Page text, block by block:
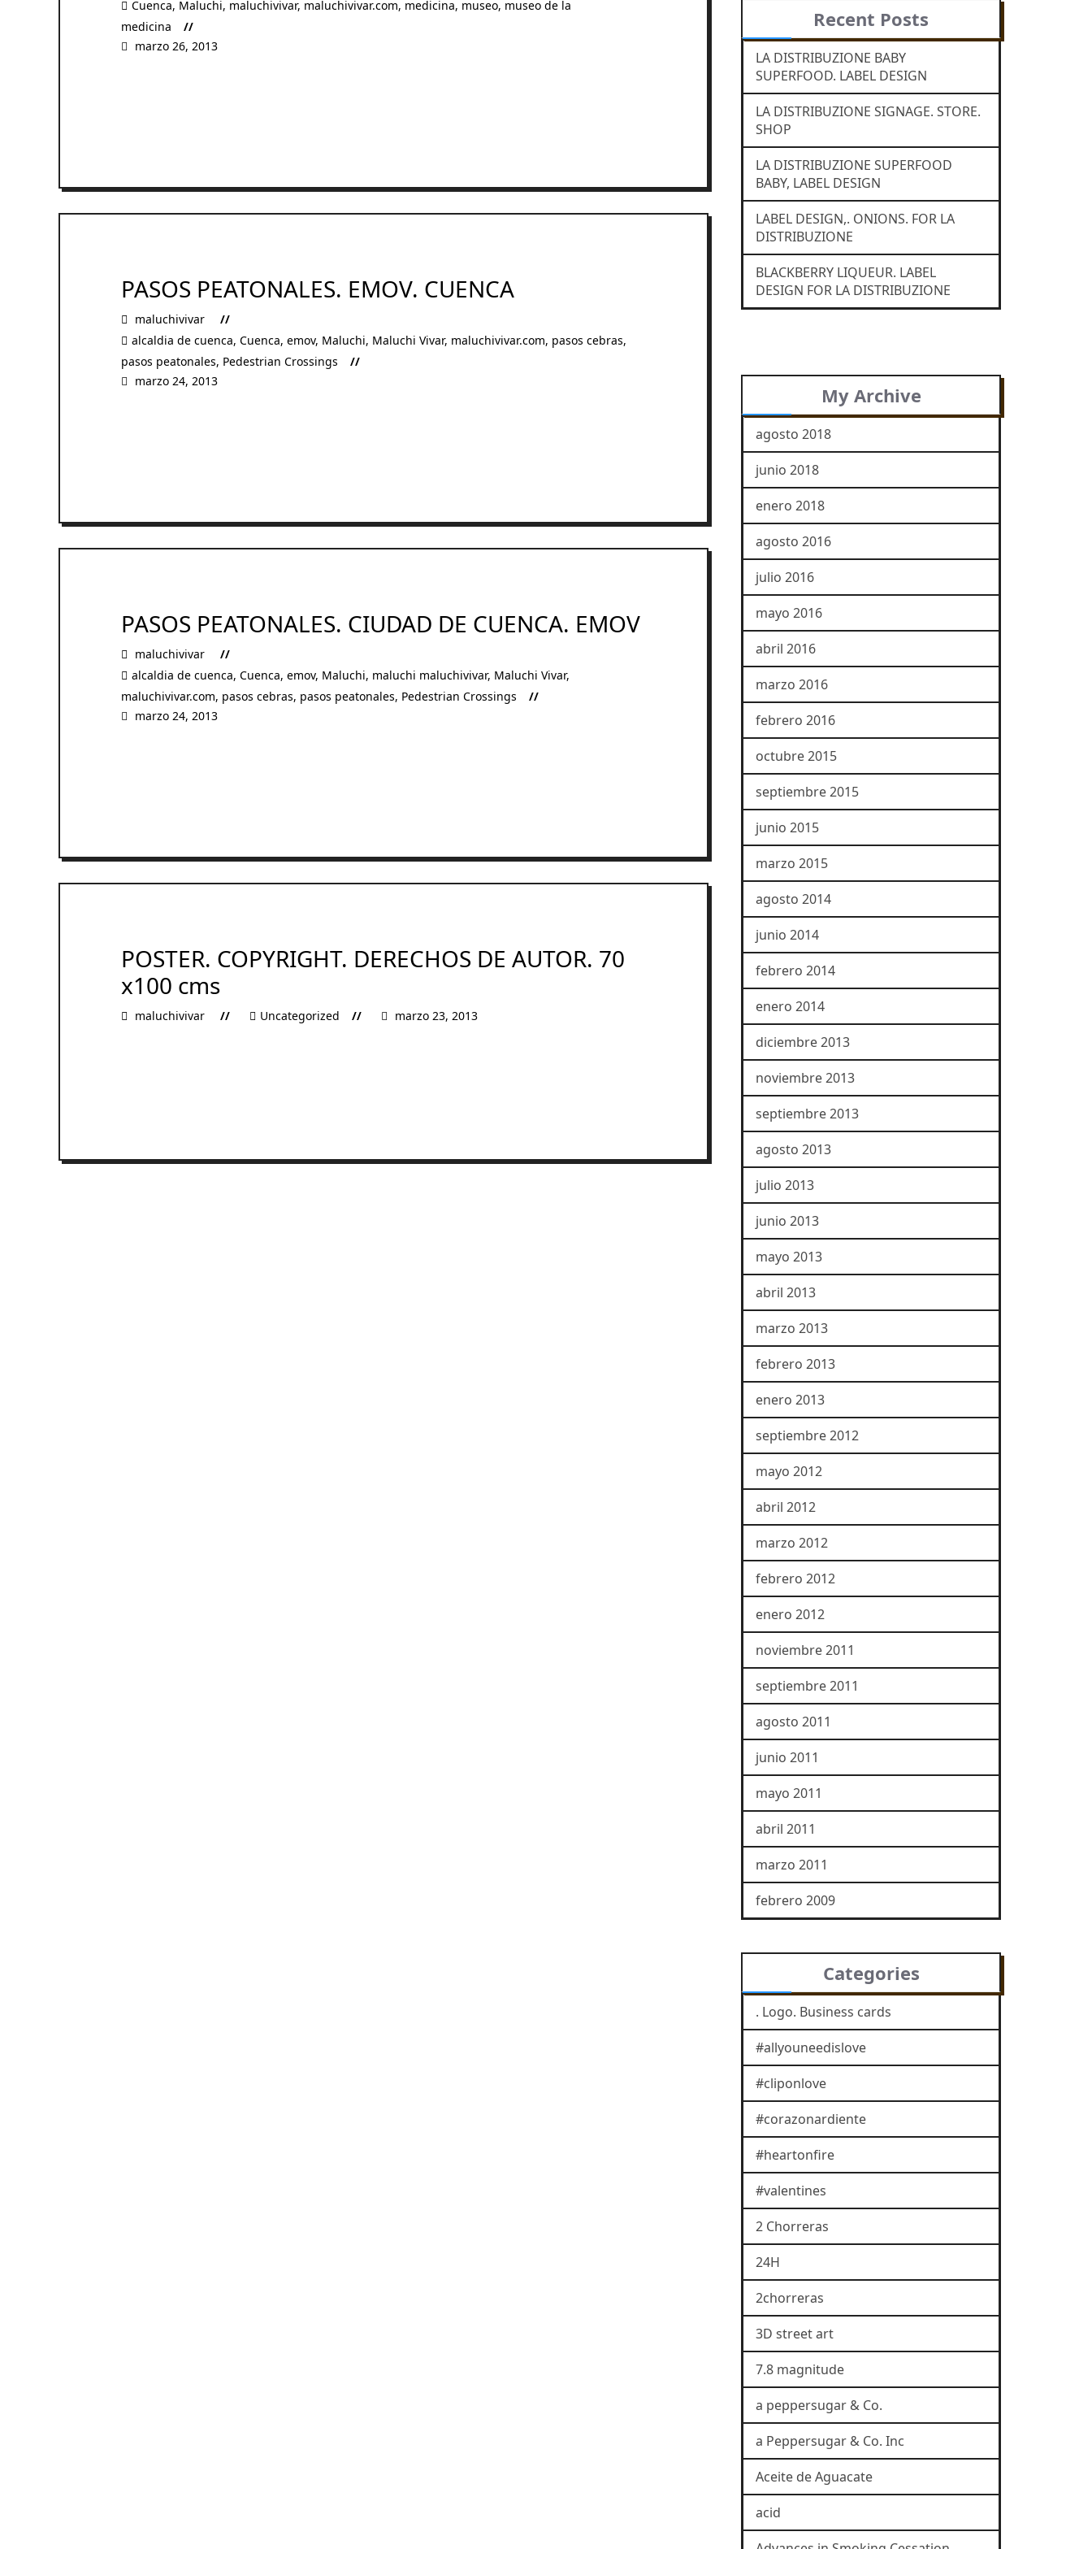
Cuenca, Maluchi, maluchivivar, maluchivivar.com, medicina, museo, museo de la
medicina
marzo 26, 2013
PASOS PEATONALES. EMOV. CUENCA
maluchivivar
alcaldia de cuenca, Cuenca, emov, Maluchi, Maluchi Vivar, maluchivivar.com, pasos cebras,
pasos peatonales, Pedestrian Crossings
marzo 24, 2013
PASOS PEATONALES. CIUDAD DE CUENCA. EMOV
maluchivivar
alcaldia de cuenca, Cuenca, emov, Maluchi, maluchi maluchivivar, Maluchi Vivar,
maluchivivar.com, pasos cebras, pasos peatonales, Pedestrian Crossings
marzo 24, 2013
POSTER. COPYRIGHT. DERECHOS DE AUTOR. 70
x100 cms
maluchivivar Uncategorized marzo 23, 2013
Recent Posts
LA DISTRIBUZIONE BABY
SUPERFOOD. LABEL DESIGN
LA DISTRIBUZIONE SIGNAGE. STORE.
SHOP
LA DISTRIBUZIONE SUPERFOOD
BABY, LABEL DESIGN
LABEL DESIGN,. ONIONS. FOR LA
DISTRIBUZIONE
BLACKBERRY LIQUEUR. LABEL
DESIGN FOR LA DISTRIBUZIONE
My Archive
agosto 2018
junio 2018
enero 2018
agosto 2016
julio 2016
mayo 2016
abril 2016
marzo 2016
febrero 2016
octubre 2015
septiembre 2015
junio 2015
marzo 2015
agosto 2014
junio 2014
febrero 2014
enero 2014
diciembre 2013
noviembre 2013
septiembre 2013
agosto 2013
julio 2013
junio 2013
mayo 2013
abril 2013
marzo 2013
febrero 2013
enero 2013
septiembre 2012
mayo 2012
abril 2012
marzo 2012
febrero 2012
enero 2012
noviembre 2011
septiembre 2011
agosto 2011
junio 2011
mayo 2011
abril 2011
marzo 2011
febrero 2009
Categories
. Logo. Business cards
#allyouneedislove
#cliponlove
#corazonardiente
#heartonfire
#valentines
2 Chorreras
24H
2chorreras
3D street art
7.8 magnitude
a peppersugar & Co.
a Peppersugar & Co. Inc
Aceite de Aguacate
acid